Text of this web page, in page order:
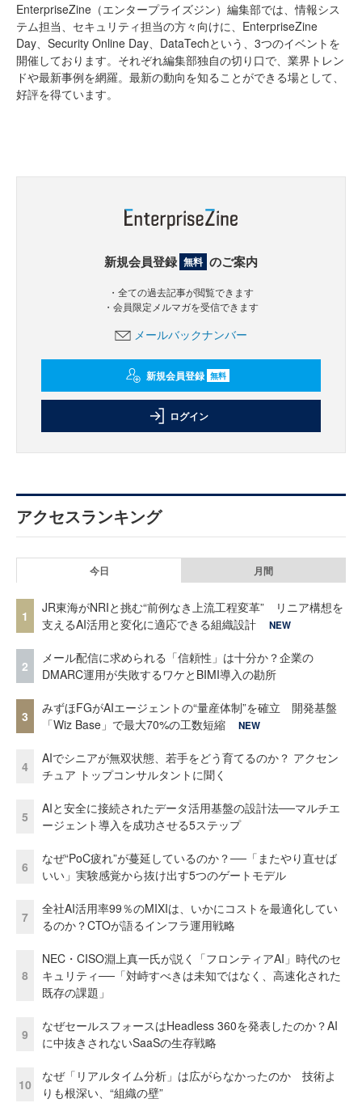
EnterpriseZine（エンタープライズジン）編集部では、情報シス
テム担当、セキュリティ担当の方々向けに、EnterpriseZine
Day、Security Online Day、DataTechという、3つのイベントを
開催しております。それぞれ編集部独自の切り口で、業界トレン
ドや最新事例を網羅。最新の動向を知ることができる場として、
好評を得ています。
新規会員登録 無料 のご案内
・全ての過去記事が閲覧できます
・会員限定メルマガを受信できます
メールバックナンバー
新規会員登録 無料
ログイン
アクセスランキング
今日 月間
1
JR東海がNRIと挑む“前例なき上流工程変革” リニア構想を
支えるAI活用と変化に適応できる組織設計
NEW
2
メール配信に求められる「信頼性」は十分か？企業の
DMARC運用が失敗するワケとBIMI導入の勘所
3
みずほFGがAIエージェントの“量産体制”を確立 開発基盤
「Wiz Base」で最大70%の工数短縮
NEW
4
AIでシニアが無双状態、若手をどう育てるのか？ アクセン
チュア トップコンサルタントに聞く
5
AIと安全に接続されたデータ活用基盤の設計法──マルチエ
ージェント導入を成功させる5ステップ
6
なぜ“PoC疲れ”が蔓延しているのか？──「またやり直せば
いい」実験感覚から抜け出す5つのゲートモデル
7
全社AI活用率99％のMIXIは、いかにコストを最適化してい
るのか？CTOが語るインフラ運用戦略
8
NEC・CISO淵上真一氏が説く「フロンティアAI」時代のセ
キュリティ──「対峙すべきは未知ではなく、高速化された
既存の課題」
9
なぜセールスフォースはHeadless 360を発表したのか？AI
に中抜きされないSaaSの生存戦略
10
なぜ「リアルタイム分析」は広がらなかったのか 技術よ
りも根深い、“組織の壁”